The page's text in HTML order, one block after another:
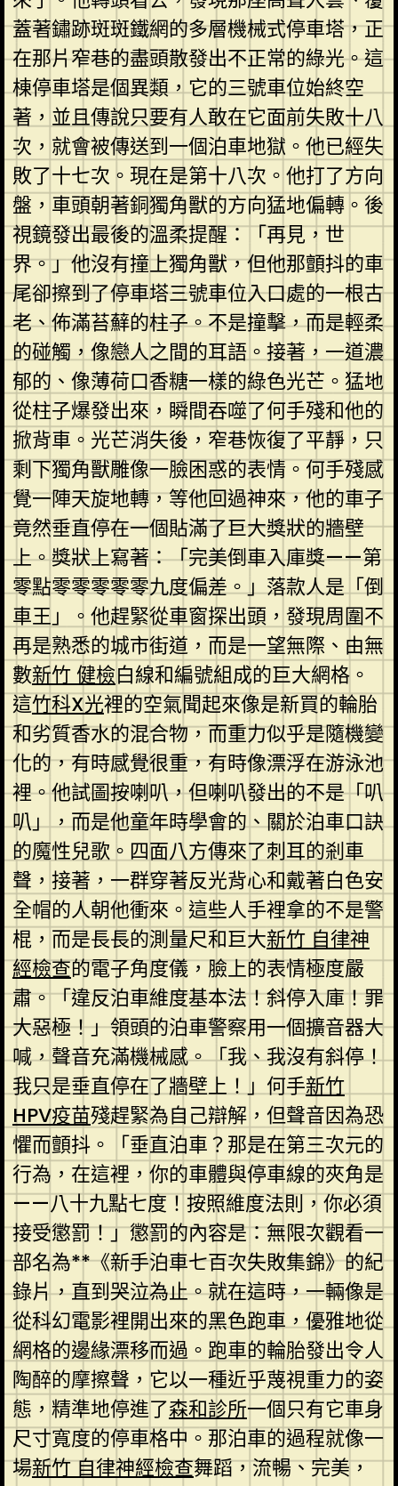
蓋著鏽跡斑斑鐵網的多層機械式停車塔，正
在那片窄巷的盡頭散發出不正常的綠光。這
棟停車塔是個異類，它的三號車位始終空
著，並且傳說只要有人敢在它面前失敗十八
次，就會被傳送到一個泊車地獄。他已經失
敗了十七次。現在是第十八次。他打了方向
盤，車頭朝著銅獨角獸的方向猛地偏轉。後
視鏡發出最後的溫柔提醒：「再見，世
界。」他沒有撞上獨角獸，但他那顫抖的車
尾卻擦到了停車塔三號車位入口處的一根古
老、佈滿苔蘚的柱子。不是撞擊，而是輕柔
的碰觸，像戀人之間的耳語。接著，一道濃
郁的、像薄荷口香糖一樣的綠色光芒。猛地
從柱子爆發出來，瞬間吞噬了何手殘和他的
掀背車。光芒消失後，窄巷恢復了平靜，只
剩下獨角獸雕像一臉困惑的表情。何手殘感
覺一陣天旋地轉，等他回過神來，他的車子
竟然垂直停在一個貼滿了巨大獎狀的牆壁
上。獎狀上寫著：「完美倒車入庫獎——第
零點零零零零零九度偏差。」落款人是「倒
車王」。他趕緊從車窗探出頭，發現周圍不
再是熟悉的城市街道，而是一望無際、由無
數新竹 健檢白線和編號組成的巨大網格。
這竹科X光裡的空氣聞起來像是新買的輪胎
和劣質香水的混合物，而重力似乎是隨機變
化的，有時感覺很重，有時像漂浮在游泳池
裡。他試圖按喇叭，但喇叭發出的不是「叭
叭」，而是他童年時學會的、關於泊車口訣
的魔性兒歌。四面八方傳來了刺耳的剎車
聲，接著，一群穿著反光背心和戴著白色安
全帽的人朝他衝來。這些人手裡拿的不是警
棍，而是長長的測量尺和巨大新竹 自律神
經檢查的電子角度儀，臉上的表情極度嚴
肅。「違反泊車維度基本法！斜停入庫！罪
大惡極！」領頭的泊車警察用一個擴音器大
喊，聲音充滿機械感。「我、我沒有斜停！
我只是垂直停在了牆壁上！」何手新竹
HPV疫苗殘趕緊為自己辯解，但聲音因為恐
懼而顫抖。「垂直泊車？那是在第三次元的
行為，在這裡，你的車體與停車線的夾角是
——八十九點七度！按照維度法則，你必須
接受懲罰！」懲罰的內容是：無限次觀看一
部名為**《新手泊車七百次失敗集錦》的紀
錄片，直到哭泣為止。就在這時，一輛像是
從科幻電影裡開出來的黑色跑車，優雅地從
網格的邊緣漂移而過。跑車的輪胎發出令人
陶醉的摩擦聲，它以一種近乎蔑視重力的姿
態，精準地停進了森和診所一個只有它車身
尺寸寬度的停車格中。那泊車的過程就像一
場新竹 自律神經檢查舞蹈，流暢、完美，